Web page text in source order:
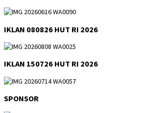
IKLAN 080826 HUT RI 2026
IKLAN 150726 HUT RI 2026
SPONSOR